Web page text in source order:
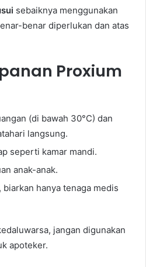
sebaiknya menggunakan
benar diperlukan dan atas
Proxium
(di bawah 30°C) dan
langsung.
seperti kamar mandi.
anak-anak.
hanya tenaga medis
jangan digunakan
apoteker.